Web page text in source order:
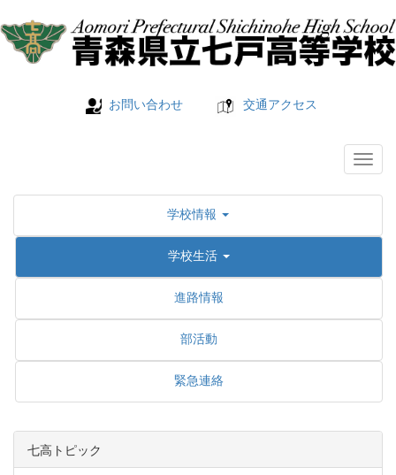
お問い合わせ 交通アクセス
学校情報
学校生活
進路情報
部活動
緊急連絡
七高トピック